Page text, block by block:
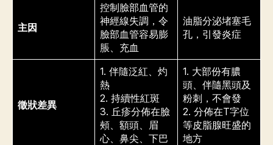
主因
控制臉部血管的
神經線失調，令
臉部血管容易膨
脹、充血
油脂分泌堵塞毛
孔，引發炎症
徵狀差異
1. 伴隨泛紅、灼
熱
2. 持續性紅斑
3. 丘疹分佈在臉
頰、額頭、眉
心、鼻尖、下巴
1. 大部份有膿
頭、伴隨黑頭及
粉刺，不會發
2. 分佈在T字位
等皮脂腺旺盛的
地方